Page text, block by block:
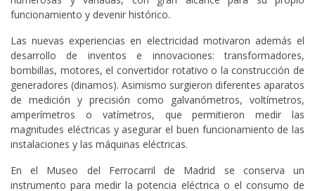
funcionamiento y devenir histórico.
Las nuevas experiencias en electricidad motivaron además el
desarrollo de inventos e innovaciones: transformadores,
bombillas, motores, el convertidor rotativo o la construcción de
generadores (dinamos). Asimismo surgieron diferentes aparatos
de medición y precisión como galvanómetros, voltímetros,
amperímetros o vatímetros, que permitieron medir las
magnitudes eléctricas y asegurar el buen funcionamiento de las
instalaciones y las máquinas eléctricas.
En el Museo del Ferrocarril de Madrid se conserva un
instrumento para medir la potencia eléctrica o el consumo de